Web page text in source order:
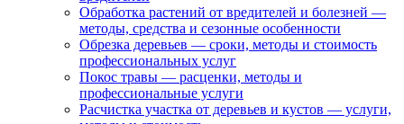
Обработка растений от вредителей и болезней —
методы, средства и сезонные особенности
Обрезка деревьев — сроки, методы и стоимость
профессиональных услуг
Покос травы — расценки, методы и
профессиональные услуги
Расчистка участка от деревьев и кустов — услуги,